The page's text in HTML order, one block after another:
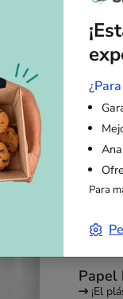
¡El
¡El
Papel
¡El
Para